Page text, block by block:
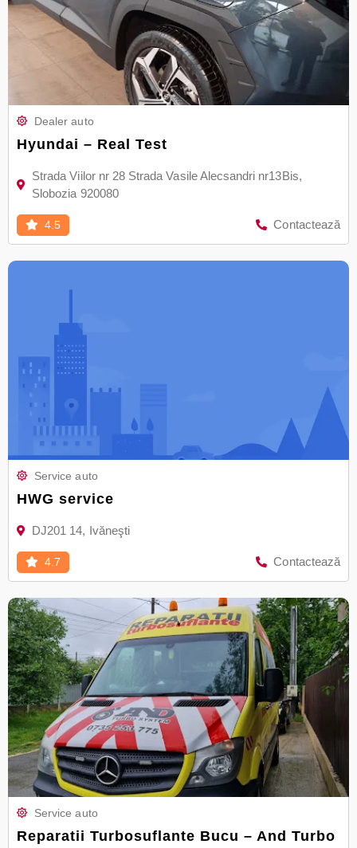
Dealer auto
Hyundai – Real Test
Strada Viilor nr 28 Strada Vasile Alecsandri nr13Bis,
Slobozia 920080
4.5 Contactează
Service auto
HWG service
DJ201 14, Ivăneşti
4.7 Contactează
Service auto
Reparatii Turbosuflante Bucu – And Turbo